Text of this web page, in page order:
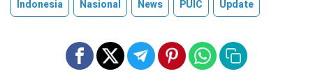
Indonesia Nasional News PUIC Update